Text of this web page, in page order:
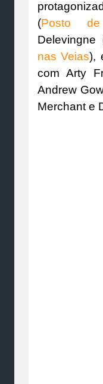
(Posto de
Delevingne
nas Veias),
com Arty
Andrew
Merchant e